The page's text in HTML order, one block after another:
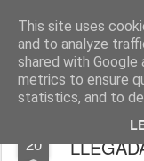
This site uses
and to analyze
shared with
metrics to ensure
statistics, and to
Fito Vázquez
Home Viñetas Quién
20
"EL